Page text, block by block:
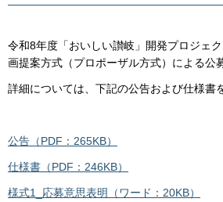
令和8年度「おいしい讃岐」開発プロジェ
画提案方式（プロポーザル方式）による公
詳細については、下記の公告および仕様書
公告（PDF：265KB）
仕様書（PDF：246KB）
様式1_応募意思表明（ワード：20KB）